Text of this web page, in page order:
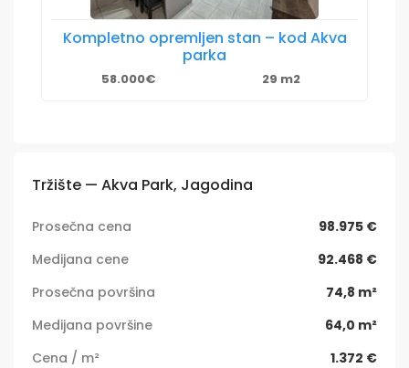
Kompletno opremljen stan – kod Akva
parka
58.000€ 29 m2
Tržište — Akva Park, Jagodina
Prosečna cena
98.975 €
Medijana cene
92.468 €
Prosečna površina
74,8 m²
Medijana površine
64,0 m²
Cena / m²
1.372 €